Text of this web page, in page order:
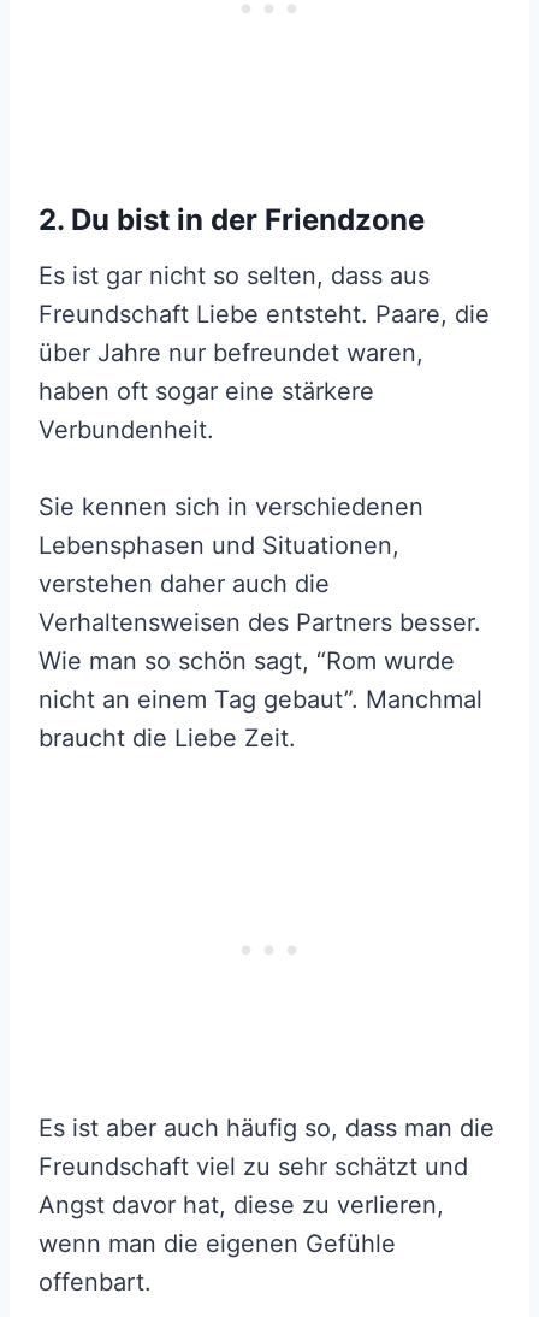
2. Du bist in der Friendzone
Es ist gar nicht so selten, dass aus
Freundschaft Liebe entsteht. Paare, die
über Jahre nur befreundet waren,
haben oft sogar eine stärkere
Verbundenheit.
Sie kennen sich in verschiedenen
Lebensphasen und Situationen,
verstehen daher auch die
Verhaltensweisen des Partners besser.
Wie man so schön sagt, “Rom wurde
nicht an einem Tag gebaut”. Manchmal
braucht die Liebe Zeit.
Es ist aber auch häufig so, dass man die
Freundschaft viel zu sehr schätzt und
Angst davor hat, diese zu verlieren,
wenn man die eigenen Gefühle
offenbart.